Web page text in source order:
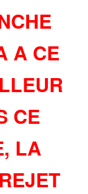
A CE
CE
LA